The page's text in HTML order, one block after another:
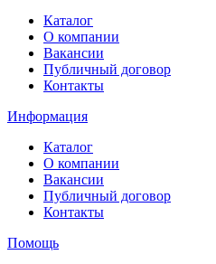
Каталог
О компании
Вакансии
Публичный договор
Контакты
Информация
Каталог
О компании
Вакансии
Публичный договор
Контакты
Помощь